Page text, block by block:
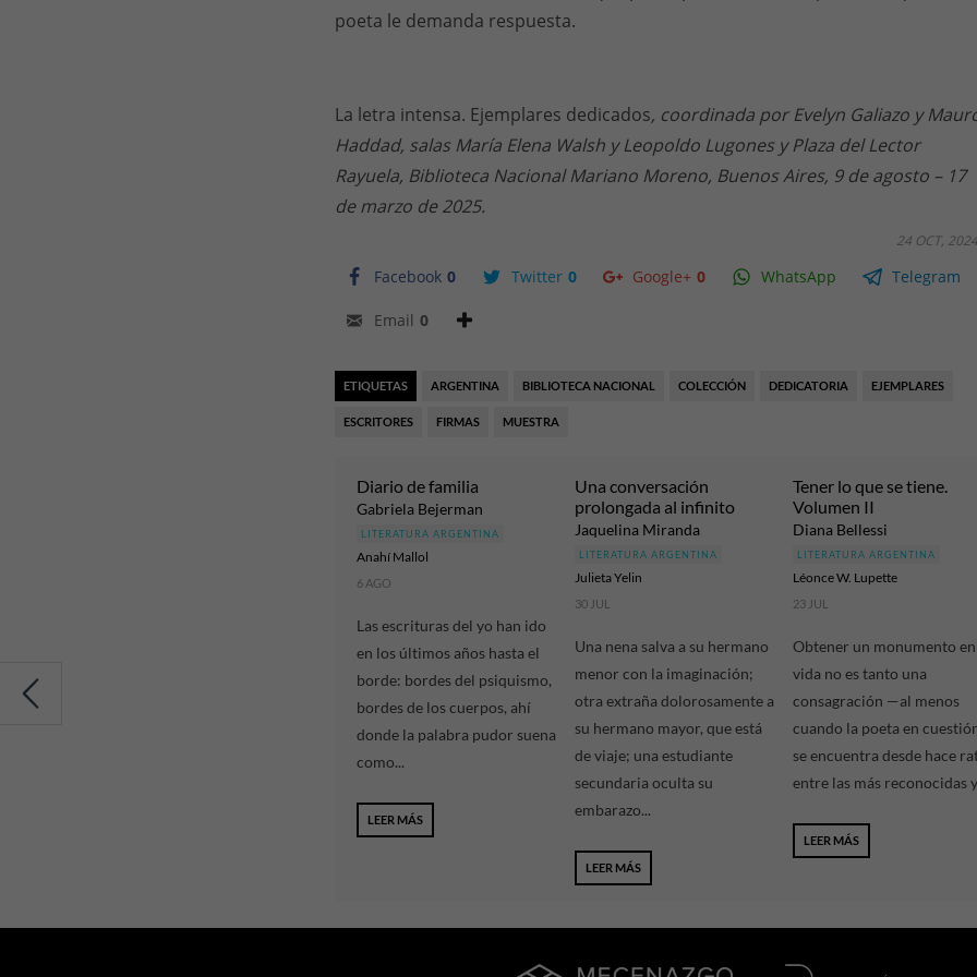
poeta le demanda respuesta.
La letra intensa. Ejemplares dedicados, coordinada por Evelyn Galiazo y
Haddad, salas María Elena Walsh y Leopoldo Lugones y Plaza del Lector
Rayuela, Biblioteca Nacional Mariano Moreno, Buenos Aires, 9 de agosto – 17
de marzo de 2025.
Facebook 0 Twitter 0 Google+ 0 WhatsApp Telegram
Email 0
24 OCT, 2024
ETIQUETAS ARGENTINA BIBLIOTECA NACIONAL COLECCIÓN DEDICATORIA EJEMPLARES
ESCRITORES FIRMAS MUESTRA
Diario de familia
Gabriela Bejerman
LITERATURA ARGENTINA
Anahí Mallol
6 AGO
Las escrituras del yo han ido
en los últimos años hasta el
borde: bordes del psiquismo,
bordes de los cuerpos, ahí
donde la palabra pudor suena
como...
LEER MÁS
Una conversación
prolongada al infinito
Jaquelina Miranda
LITERATURA ARGENTINA
Julieta Yelin
30 JUL
Una nena salva a su hermano
menor con la imaginación;
otra extraña dolorosamente a
su hermano mayor, que está
de viaje; una estudiante
secundaria oculta su
embarazo...
LEER MÁS
Tener lo que se tiene.
Volumen II
Diana Bellessi
LITERATURA ARGENTINA
Léonce W. Lupette
23 JUL
Obtener un monumento en
vida no es tanto una
consagración —al menos
cuando la poeta en
se encuentra desde hace
entre las más reconocidas
LEER MÁS